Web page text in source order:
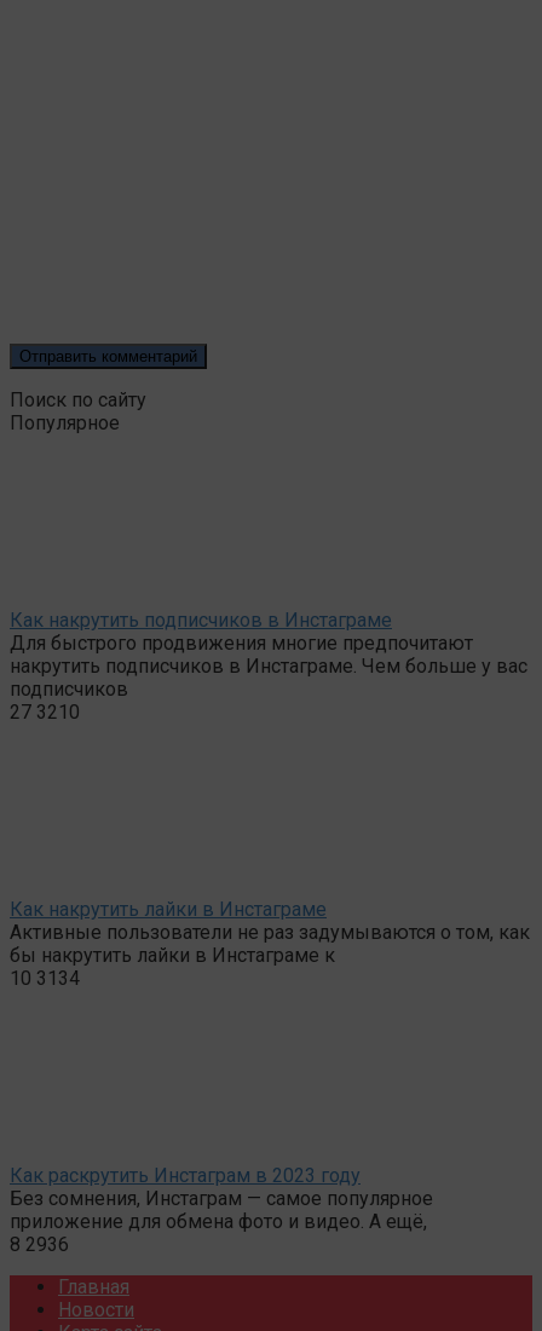
Поиск по сайту
Популярное
Как накрутить подписчиков в Инстаграме
Для быстрого продвижения многие предпочитают
накрутить подписчиков в Инстаграме. Чем больше у вас
подписчиков
27 3210
Как накрутить лайки в Инстаграме
Активные пользователи не раз задумываются о том, как
бы накрутить лайки в Инстаграме к
10 3134
Как раскрутить Инстаграм в 2023 году
Без сомнения, Инстаграм — самое популярное
приложение для обмена фото и видео. А ещё,
8 2936
Главная
Новости